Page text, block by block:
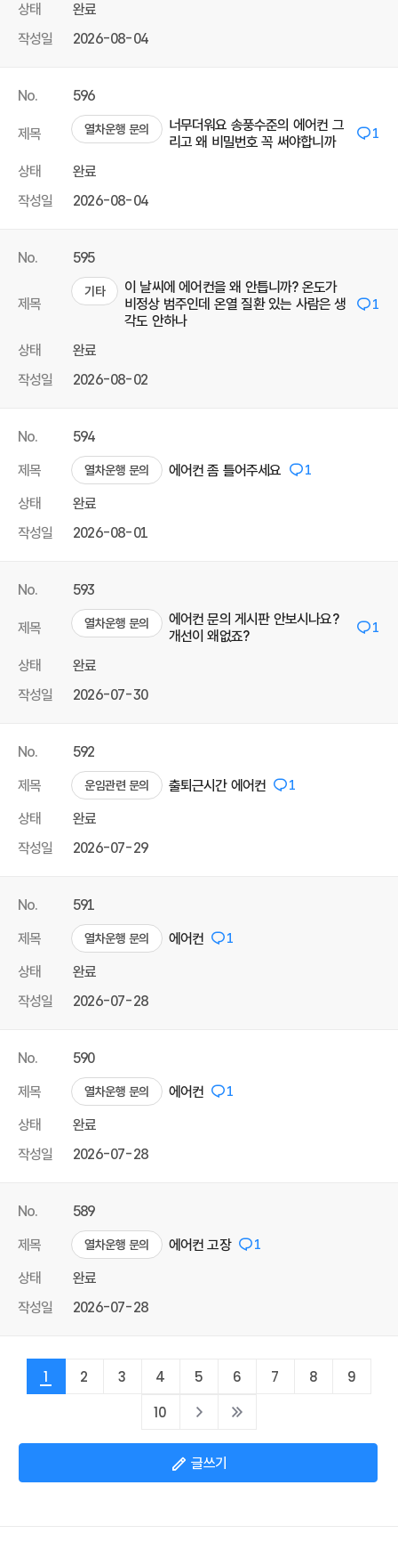
상태
완료
작성일
2026-08-04
No. 596
제목 열차운행 문의
너무더워요 송풍수준의 에어컨 그
리고 왜 비밀번호 꼭 써야합니까
1
상태
완료
작성일
2026-08-04
No. 595
제목
기타
이 날씨에 에어컨을 왜 안틉니까? 온도가
비정상 범주인데 온열 질환 있는 사람은 생
각도 안하나
1
상태
완료
작성일
2026-08-02
No.
594
제목
열차운행 문의 에어컨 좀 틀어주세요 1
상태
완료
작성일
2026-08-01
No. 593
제목 열차운행 문의
에어컨 문의 게시판 안보시나요?
개선이 왜없죠?
1
상태
완료
작성일
2026-07-30
No.
592
제목
운임관련 문의 출퇴근시간 에어컨 1
상태
완료
작성일
2026-07-29
No.
591
제목
열차운행 문의 에어컨 1
상태
완료
작성일
2026-07-28
No.
590
제목
열차운행 문의 에어컨 1
상태
완료
작성일
2026-07-28
No.
589
제목
열차운행 문의 에어컨 고장 1
상태
완료
작성일
2026-07-28
1 2 3 4 5 6 7 8
9
10
글쓰기